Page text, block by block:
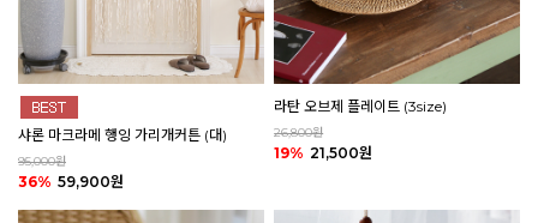
샤론 마크라메 행잉 가리개커튼 (대)
95,000원
36% 59,900원
라탄 오브제 플레이트 (3size)
26,800원
19% 21,500원